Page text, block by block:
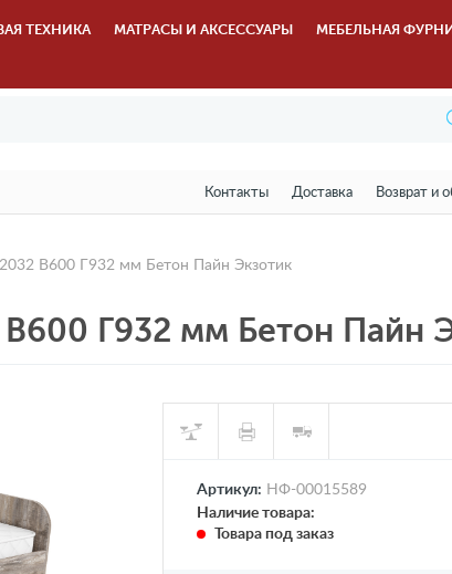
ТЕХНИКА МАТРАСЫ И АКСЕССУАРЫ МЕБЕЛЬНАЯ
Контакты Доставка Возврат и
В600 Г932 мм Бетон Пайн Экзотик
Г932 мм Бетон Пайн
Артикул: НФ-00015589
Наличие товара:
Товара под заказ